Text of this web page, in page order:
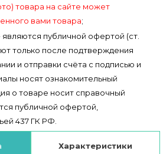
товара на сайте может
вами товара;
публичной офертой (ст.
только после подтверждения
и отправки счёта с подписью и
носят ознакомительный
о товаре носит справочный
публичной офертой,
437 ГК РФ.
Характеристики